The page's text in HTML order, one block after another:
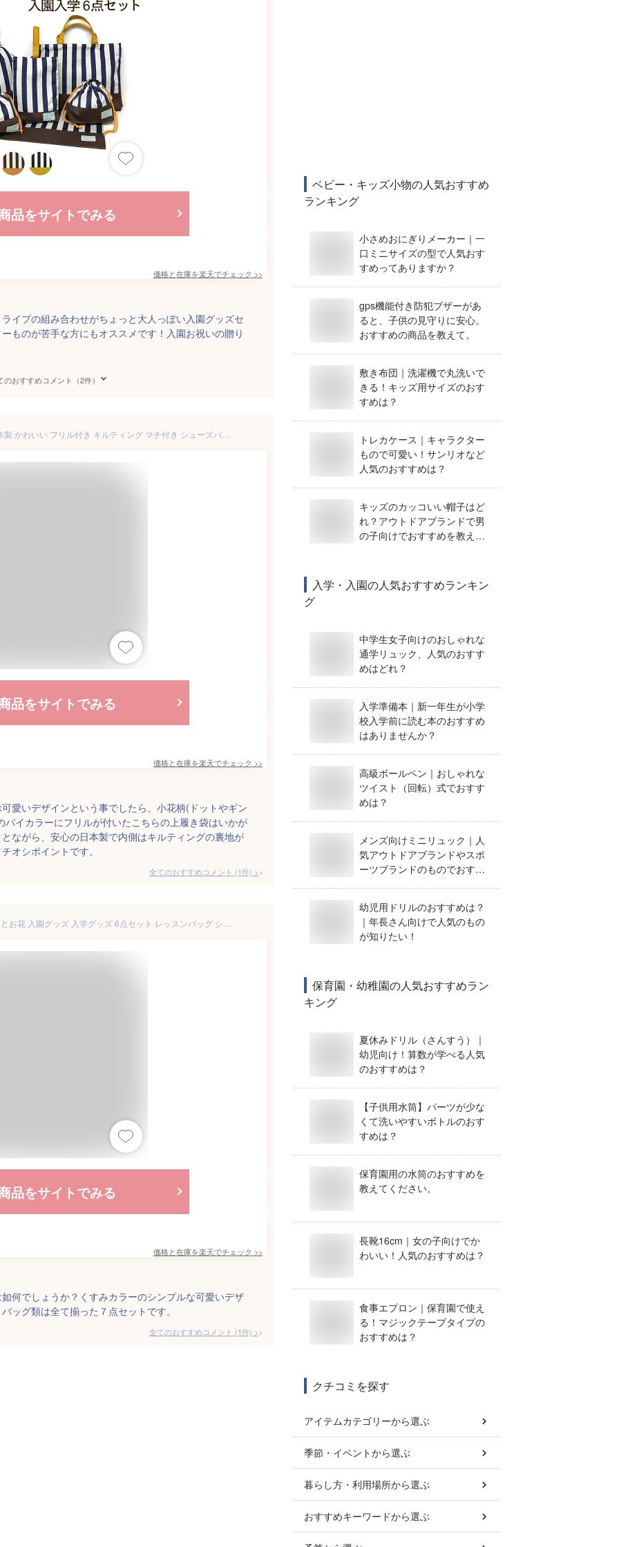
品をサイトでみる
価格と在庫を楽天でチェック >>
イプの組み合わせがちょっと大人っぽい入園グッズセ
ものが苦手な方にもオススメです！入園お祝いの贈り
のおすすめコメント（2件）
品をサイトでみる
価格と在庫を楽天でチェック >>
愛いデザインという事でしたら、小花柄(ドットやギン
イカラーにフリルが付いたこちらの上履き袋はいかが
ながら、安心の日本製で内側はキルティングの裏地が
オシポイントです。
全てのおすすめコメント (1件) >
品をサイトでみる
価格と在庫を楽天でチェック >>
何でしょうか？くすみカラーのシンプルな可愛いデザ
ッグ類は全て揃った７点セットです。
全てのおすすめコメント (1件) >
ベビー・キッズ小物の人気おすすめ
ランキング
小さめおにぎりメーカー｜一
口ミニサイズの型で人気おす
すめってありますか？
gps機能付き防犯ブザーがあ
ると、子供の見守りに安心。
おすすめの商品を教えて。
敷き布団｜洗濯機で丸洗いで
きる！キッズ用サイズのおす
すめは？
トレカケース｜キャラクター
もので可愛い！サンリオなど
人気のおすすめは？
キッズのカッコいい帽子はど
れ？アウトドアブランドで男
の子向けでおすすめを教えて
入学・入園の人気おすすめランキン
グ
中学生女子向けのおしゃれな
通学リュック、人気のおすす
めはどれ？
入学準備本｜新一年生が小学
校入学前に読む本のおすすめ
はありませんか？
高級ボールペン｜おしゃれな
ツイスト（回転）式でおすす
めは？
メンズ向けミニリュック｜人
気アウトドアブランドやスポ
ーツブランドのものでおすす
幼児用ドリルのおすすめは？
｜年長さん向けで人気のもの
が知りたい！
保育園・幼稚園の人気おすすめラン
キング
夏休みドリル（さんすう）｜
幼児向け！算数が学べる人気
のおすすめは？
【子供用水筒】パーツが少な
くて洗いやすいボトルのおす
すめは？
保育園用の水筒のおすすめを
教えてください。
長靴16cm｜女の子向けでか
わいい！人気のおすすめは？
食事エプロン｜保育園で使え
る！マジックテープタイプの
おすすめは？
クチコミを探す
アイテムカテゴリーから選ぶ
季節・イベントから選ぶ
暮らし方・利用場所から選ぶ
おすすめキーワードから選ぶ